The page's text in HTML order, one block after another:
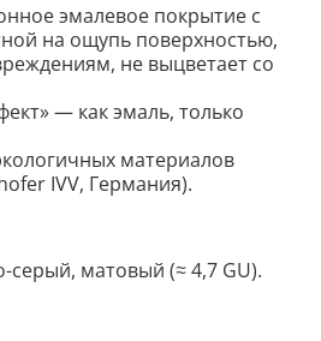
эмалевое покрытие c
на ощупь поверхностью,
не выцветает со
— как эмаль, только
материалов
IVV, Германия).
серый, матовый (≈ 4,7 GU).